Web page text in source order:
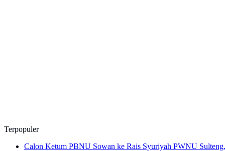
Terpopuler
Calon Ketum PBNU Sowan ke Rais Syuriyah PWNU